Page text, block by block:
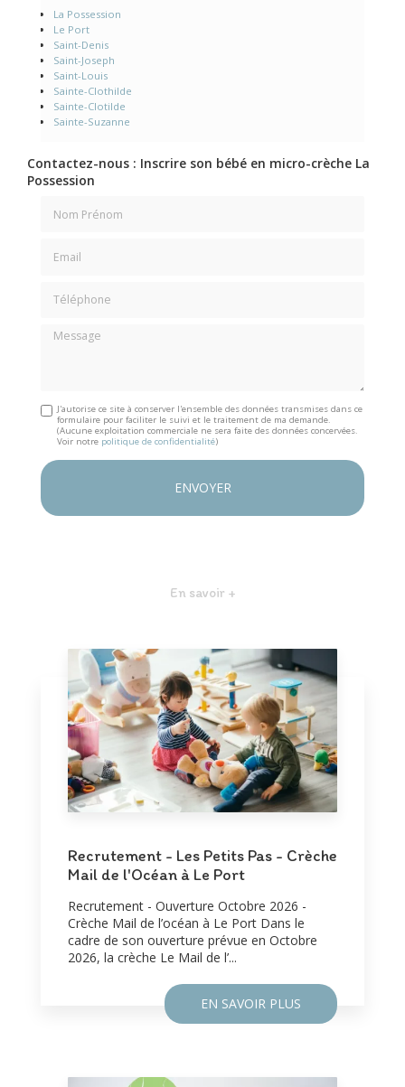
La Possession
Le Port
Saint-Denis
Saint-Joseph
Saint-Louis
Sainte-Clothilde
Sainte-Clotilde
Sainte-Suzanne
Contactez-nous : Inscrire son bébé en micro-crèche La
Possession
Message
J'autorise ce site à conserver l'ensemble des données transmises dans ce
formulaire pour faciliter le suivi et le traitement de ma demande.
(Aucune exploitation commerciale ne sera faite des données concervées.
Voir notre politique de confidentialité)
En savoir +
Recrutement - Les Petits Pas - Crèche
Mail de l'Océan à Le Port
Recrutement - Ouverture Octobre 2026 -
Crèche Mail de l’océan à Le Port Dans le
cadre de son ouverture prévue en Octobre
2026, la crèche Le Mail de l’...
EN SAVOIR PLUS